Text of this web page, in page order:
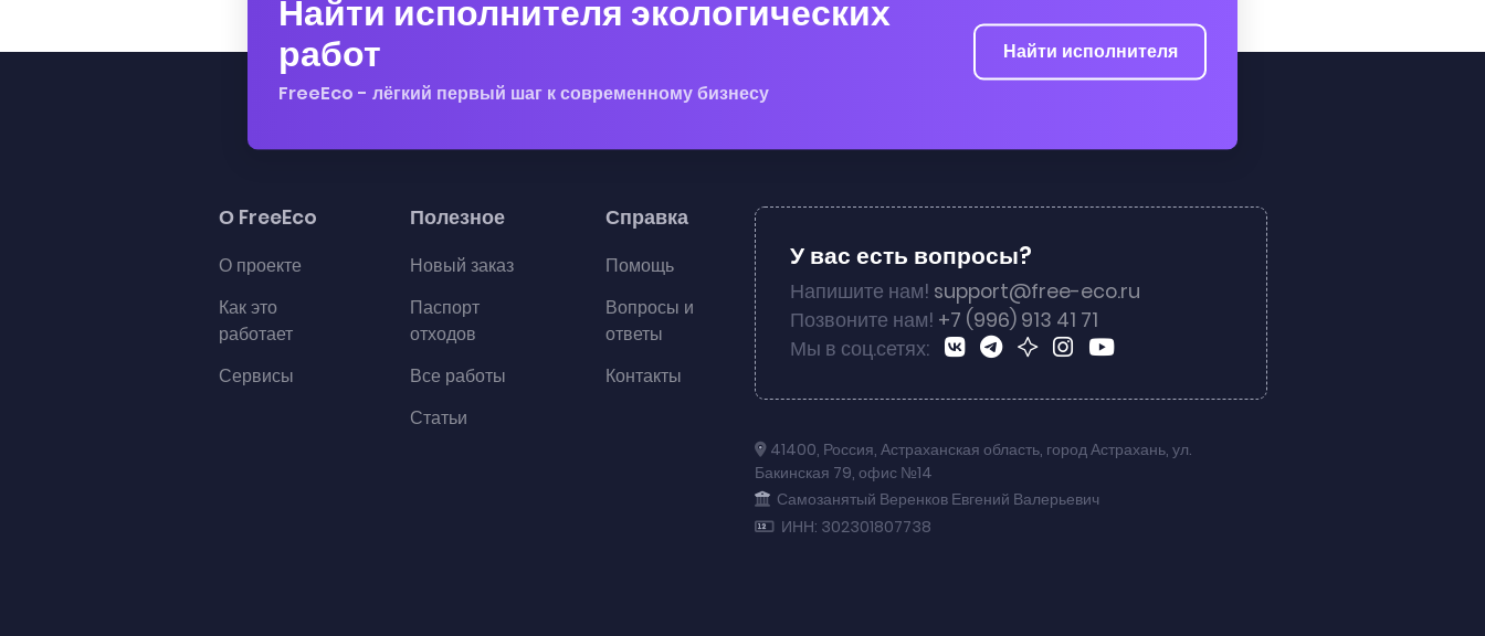
Найти исполнителя экологических
работ
FreeEco - лёгкий первый шаг к современному бизнесу
Найти исполнителя
О FreeEco
О проекте
Как это
работает
Сервисы
Полезное
Новый заказ
Паспорт
отходов
Все работы
Статьи
Справка
Помощь
Вопросы и
ответы
Контакты
У вас есть вопросы?
Напишите нам! support@free-eco.ru
Позвоните нам! +7 (996) 913 41 71
Мы в соц.сетях:
41400, Россия, Астраханская область, город Астрахань, ул.
Бакинская 79, офис №14
Самозанятый Веренков Евгений Валерьевич
ИНН: 302301807738